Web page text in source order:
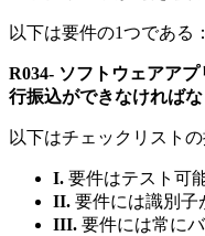
以下は要件の1つである：
R034- ソフトウェアア
行振込ができなければ
以下はチェックリストの
I. 要件はテスト可
II. 要件には識別子
III. 要件には常に